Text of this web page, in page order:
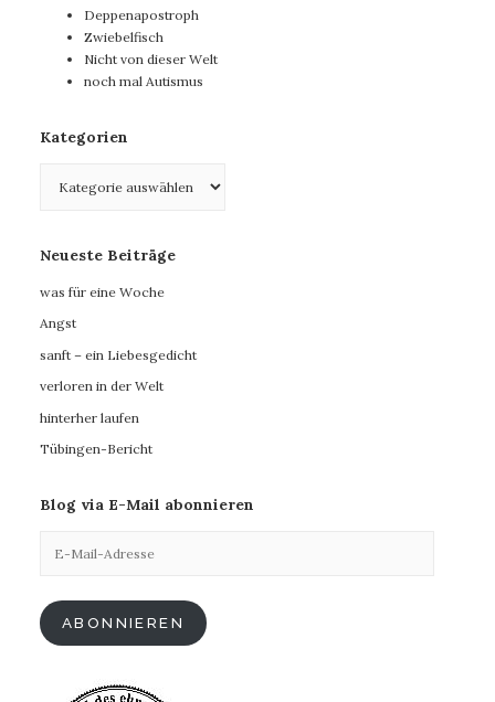
Deppenapostroph
Zwiebelfisch
Nicht von dieser Welt
noch mal Autismus
Kategorien
Neueste Beiträge
was für eine Woche
Angst
sanft – ein Liebesgedicht
verloren in der Welt
hinterher laufen
Tübingen-Bericht
Blog via E-Mail abonnieren
Mail-
ABONNIEREN